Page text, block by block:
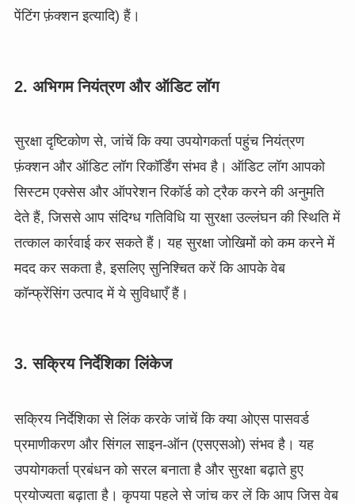
पेंटिंग फ़ंक्शन इत्यादि) हैं।
2. अभिगम नियंत्रण और ऑडिट लॉग
सुरक्षा दृष्टिकोण से, जांचें कि क्या उपयोगकर्ता पहुंच नियंत्रण
फ़ंक्शन और ऑडिट लॉग रिकॉर्डिंग संभव है। ऑडिट लॉग आपको
सिस्टम एक्सेस और ऑपरेशन रिकॉर्ड को ट्रैक करने की अनुमति
देते हैं, जिससे आप संदिग्ध गतिविधि या सुरक्षा उल्लंघन की स्थिति में
तत्काल कार्रवाई कर सकते हैं। यह सुरक्षा जोखिमों को कम करने में
मदद कर सकता है, इसलिए सुनिश्चित करें कि आपके वेब
कॉन्फ्रेंसिंग उत्पाद में ये सुविधाएँ हैं।
3. सक्रिय निर्देशिका लिंकेज
सक्रिय निर्देशिका से लिंक करके जांचें कि क्या ओएस पासवर्ड
प्रमाणीकरण और सिंगल साइन-ऑन (एसएसओ) संभव है। यह
उपयोगकर्ता प्रबंधन को सरल बनाता है और सुरक्षा बढ़ाते हुए
प्रयोज्यता बढ़ाता है। कृपया पहले से जांच कर लें कि आप जिस वेब